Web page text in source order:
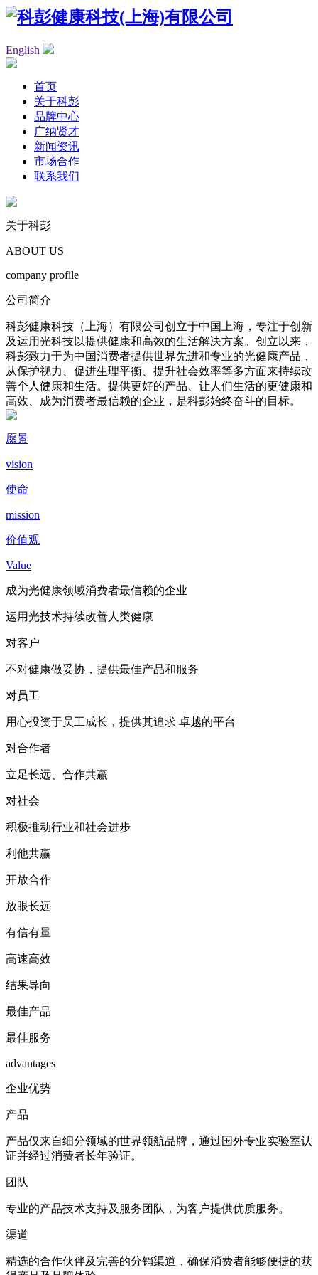
English
首页
关于科彭
品牌中心
广纳贤才
新闻资讯
市场合作
联系我们
关于科彭
ABOUT US
company profile
公司简介
科彭健康科技（上海）有限公司创立于中国上海，专注于创新
及运用光科技以提供健康和高效的生活解决方案。创立以来，
科彭致力于为中国消费者提供世界先进和专业的光健康产品，
从保护视力、促进生理平衡、提升社会效率等多方面来持续改
善个人健康和生活。提供更好的产品、让人们生活的更健康和
高效、成为消费者最信赖的企业，是科彭始终奋斗的目标。
愿景
vision
使命
mission
价值观
Value
成为光健康领域消费者最信赖的企业
运用光技术持续改善人类健康
对客户
不对健康做妥协，提供最佳产品和服务
对员工
用心投资于员工成长，提供其追求 卓越的平台
对合作者
立足长远、合作共赢
对社会
积极推动行业和社会进步
利他共赢
开放合作
放眼长远
有信有量
高速高效
结果导向
最佳产品
最佳服务
advantages
企业优势
产品
产品仅来自细分领域的世界领航品牌，通过国外专业实验室认
证并经过消费者长年验证。
团队
专业的产品技术支持及服务团队，为客户提供优质服务。
渠道
精选的合作伙伴及完善的分销渠道，确保消费者能够便捷的获